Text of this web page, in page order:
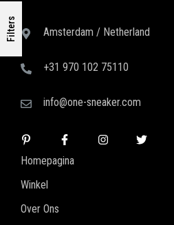
Filters Amsterdam / Netherland
+31 970 102 75110
info@one-sneaker.com
Homepagina
Winkel
Over Ons